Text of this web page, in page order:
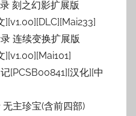
刻之幻影扩展版
][v1.00][DLC][Mai233]
连续变换扩展版
][v1.00][Mai101]
[PCSB00841][汉化][中
主珍宝(含前四部)